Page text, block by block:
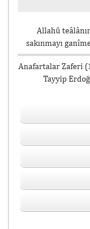
Allahü
sakınmayı
Anafartalar Zaferi
Tayyip